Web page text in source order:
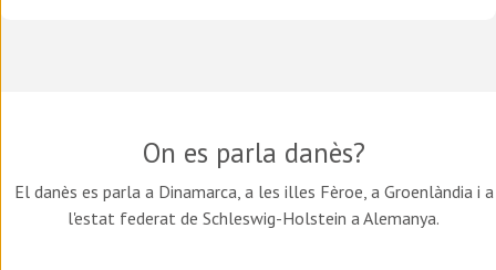
On es parla danès?
El danès es parla a Dinamarca, a les illes Fèroe, a Groenlàndia i a
l'estat federat de Schleswig-Holstein a Alemanya.